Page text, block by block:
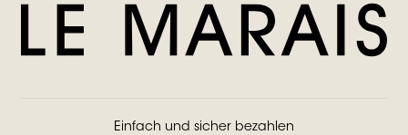
Einfach und sicher bezahlen